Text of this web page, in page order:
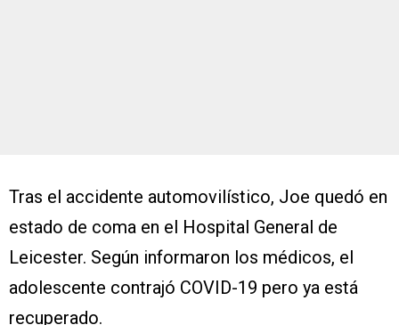
Tras el accidente automovilístico, Joe quedó en
estado de coma en el Hospital General de
Leicester. Según informaron los médicos, el
adolescente contrajó COVID-19 pero ya está
recuperado.